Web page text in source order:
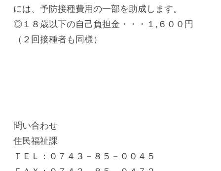
には、予防接種費用の一部を助成します。
◎１８歳以下の自己負担金・・・１,６００円
（２回接種者も同様）
問い合わせ
住民福祉課
ＴＥＬ：０７４３－８５－００４５